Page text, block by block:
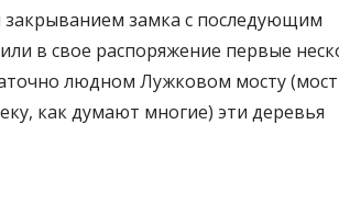
замка с последующим
в свое распоряжение первые
людном Лужковом мосту (мост
как думают многие) эти деревья